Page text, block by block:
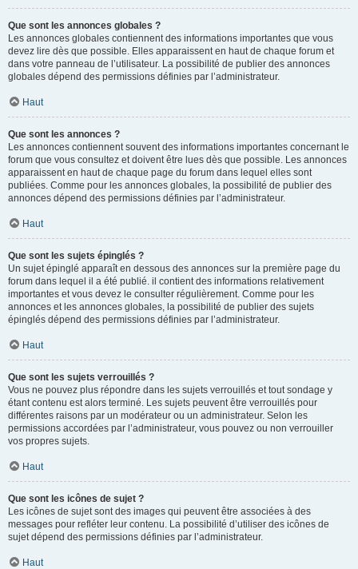
Que sont les annonces globales ?
Les annonces globales contiennent des informations importantes que vous
devez lire dès que possible. Elles apparaissent en haut de chaque forum et
dans votre panneau de l’utilisateur. La possibilité de publier des annonces
globales dépend des permissions définies par l’administrateur.
Haut
Que sont les annonces ?
Les annonces contiennent souvent des informations importantes concernant le
forum que vous consultez et doivent être lues dès que possible. Les annonces
apparaissent en haut de chaque page du forum dans lequel elles sont
publiées. Comme pour les annonces globales, la possibilité de publier des
annonces dépend des permissions définies par l’administrateur.
Haut
Que sont les sujets épinglés ?
Un sujet épinglé apparaît en dessous des annonces sur la première page du
forum dans lequel il a été publié. il contient des informations relativement
importantes et vous devez le consulter régulièrement. Comme pour les
annonces et les annonces globales, la possibilité de publier des sujets
épinglés dépend des permissions définies par l’administrateur.
Haut
Que sont les sujets verrouillés ?
Vous ne pouvez plus répondre dans les sujets verrouillés et tout sondage y
étant contenu est alors terminé. Les sujets peuvent être verrouillés pour
différentes raisons par un modérateur ou un administrateur. Selon les
permissions accordées par l’administrateur, vous pouvez ou non verrouiller
vos propres sujets.
Haut
Que sont les icônes de sujet ?
Les icônes de sujet sont des images qui peuvent être associées à des
messages pour refléter leur contenu. La possibilité d’utiliser des icônes de
sujet dépend des permissions définies par l’administrateur.
Haut